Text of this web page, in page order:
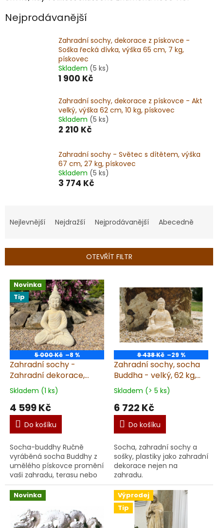
Nejprodávanější
Zahradní sochy, dekorace z pískovce -
Soška řecká dívka, výška 65 cm, 7 kg,
pískovec
Skladem (5 ks)
1 900 Kč
Zahradní sochy, dekorace z pískovce - Akt
velký, výška 62 cm, 10 kg, pískovec
Skladem (5 ks)
2 210 Kč
Zahradní sochy - Světec s dítětem, výška
67 cm, 27 kg, pískovec
Skladem (5 ks)
3 774 Kč
a
í
o
d
u
ů
Nejlevnější Nejdražší Nejprodávanější Abecedně
OTEVŘÍT FILTR
V
p
p
o
d
Novinka
Tip
5 000 Kč –8 %
Zahradní sochy -
Zahradní dekorace,
socha Buddhy, Buddha,
výška 61 cm, 30 kg,
pískovec
Skladem (1 ks)
4 599 Kč
Do košíku
Socha-buddhy Ručně
vyráběná socha Buddhy z
umělého pískovce promění
vaši zahradu, terasu nebo
interiér v oázu klidu a
harmonie. Díky tradiční
ruční výrobě v ČR se mů...
9 438 Kč –29 %
Zahradní sochy, socha
Buddha - velký, 62 kg,
pískovec
Skladem (> 5 ks)
6 722 Kč
Do košíku
Socha, zahradní sochy a
sošky, plastiky jako zahradní
dekorace nejen na
zahradu.
Novinka
Výprodej
Tip